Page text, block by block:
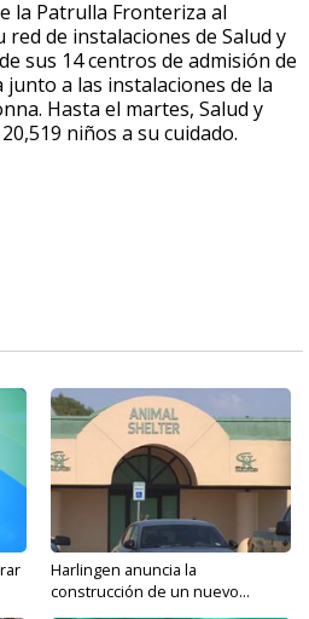
la Patrulla Fronteriza al
de instalaciones de Salud y
sus 14 centros de admisión de
a las instalaciones de la
Hasta el martes, Salud y
niños a su cuidado.
Harlingen anuncia la
construcción de un nuevo...